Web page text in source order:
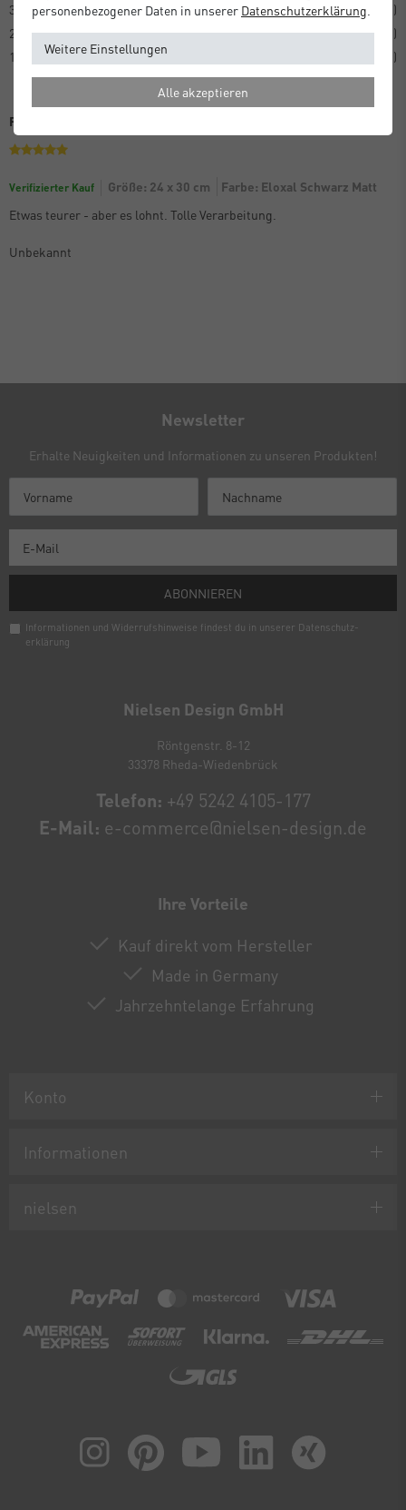
3
2
1
Perfekte Verarbeitung
Verifizierter Kauf Größe: 24 x 30 cm
Farbe: Eloxal Schwarz Matt
Etwas teurer - aber es lohnt. Tolle Verarbeitung.
Unbekannt
Nielsen Design GmbH
Röntgenstr. 8-12
33378 Rheda-Wiedenbrück
Telefon: +49 5242 4105-177
E-Mail: e-commerce@nielsen-design.de
Ihre Vorteile
Kauf direkt vom Hersteller
Made in Germany
Jahrzehntelange Erfahrung
Konto
Informationen
nielsen
Newsletter
Erhalte Neuigkeiten und Informationen zu unseren Produkten!
ABONNIEREN
Informationen und Widerrufshinweise findest du in unserer Daten­schutz­
erklärung
personenbezogener Daten in unserer Daten­schutz­erklärung
Weitere Einstellungen
Alle akzeptieren